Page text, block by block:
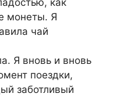
монеты. Я
чай
Я вновь и вновь
поездки,
заботливый